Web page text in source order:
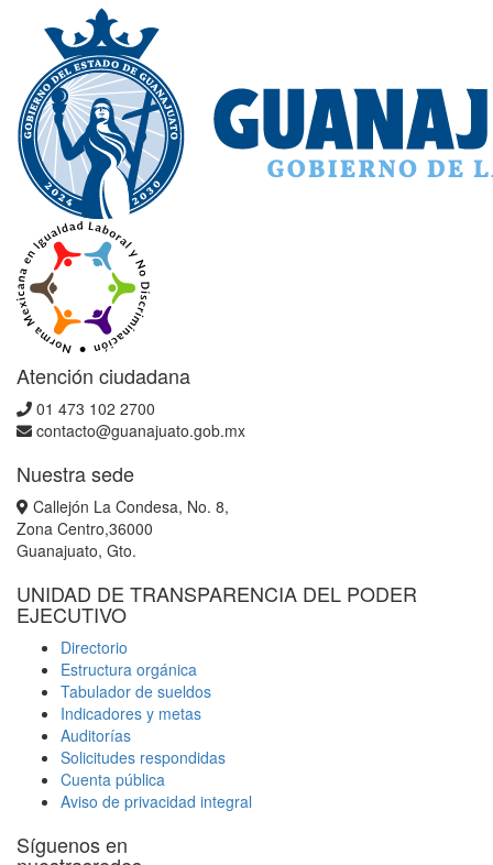
Atención ciudadana
01 473 102 2700
contacto@guanajuato.gob.mx
Nuestra sede
Callejón La Condesa, No. 8,
Zona Centro,36000
Guanajuato, Gto.
UNIDAD DE TRANSPARENCIA DEL PODER
EJECUTIVO
Directorio
Estructura orgánica
Tabulador de sueldos
Indicadores y metas
Auditorías
Solicitudes respondidas
Cuenta pública
Aviso de privacidad integral
Síguenos en